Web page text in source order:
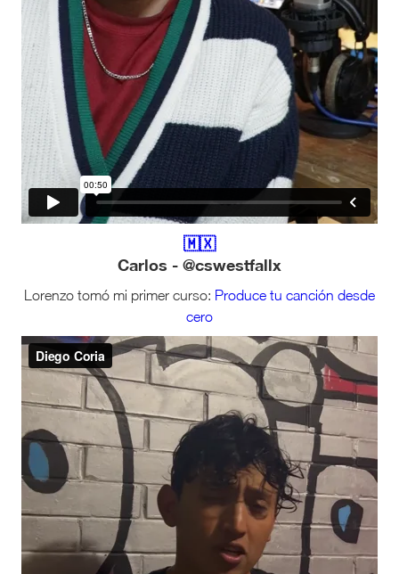
🇲🇽
Carlos - @cswestfallx
Lorenzo tomó mi primer curso: Produce tu canción desde
cero